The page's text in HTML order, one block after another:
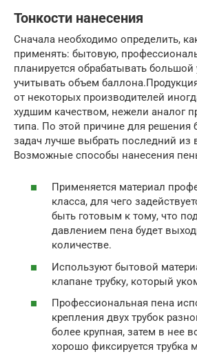
Тонкости нанесения
Сначала необходимо определить,
применять: бытовую,
планируется обрабатывать большой
учитывать объем
от некоторых производителей
худшим качеством, нежели аналог
типа. По этой причине для решения
задач лучше выбрать последний из
Возможные способы нанесения
Применяется материал
класса, для чего
быть готовым к тому, что
давлением пена будет
количестве.
Используют бытовой
клапане трубку, который
Профессиональная пена
крепления двух трубок
более крупная, затем в нее
хорошо фиксируется трубка